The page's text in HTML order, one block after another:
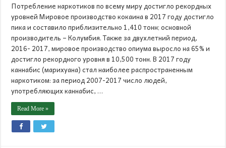
Потребление наркотиков по всему миру достигло рекордных
уровней Мировое производство кокаина в 2017 году достигло
пика и составило приблизительно 1,410 тонн; основной
производитель – Колумбия. Также за двухлетний период,
2016- 2017, мировое производство опиума выросло на 65% и
достигло рекордного уровня в 10,500 тонн. В 2017 году
каннабис (марихуана) стал наиболее распространенным
наркотиком: за период 2007-2017 число людей,
употребляющих каннабис, …
Read More »